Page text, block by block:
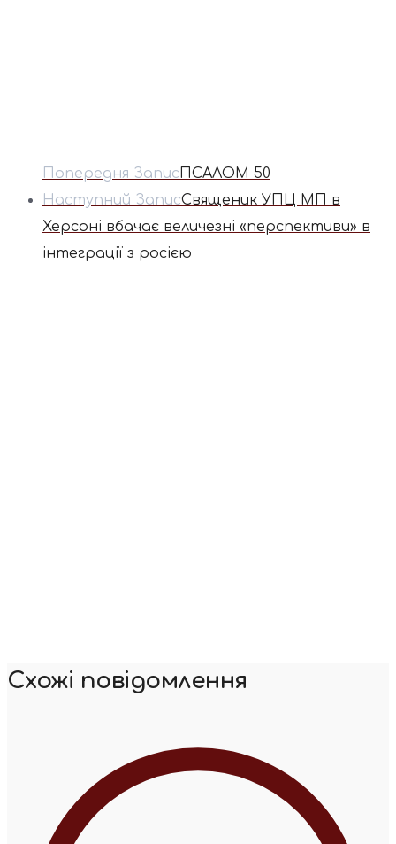
Попередня ЗаписПСАЛОМ 50
Наступний ЗаписСвященик УПЦ МП в
Херсоні вбачає величезні «перспективи» в
інтеграції з росією
Схожі повідомлення